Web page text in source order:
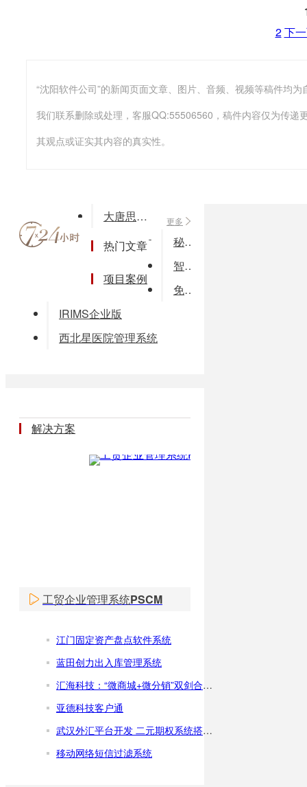
2下
我们联系删除或处理，客服QQ:55506560，稿件内容仅为传递
其观点或证实其内容的真实性。
更多
热门文章
项目案例
大唐思拓生产运行管理系统供应商 生产运行管理软件价格
秘奥化工产品解决方案
智德多企道ERP商业企业解决方案
免费试用韩语韩文超市收银软件/零售批发行业通用/进销存管理包邮
IRIMS企业版
西北星医院管理系统
解决方案
工贸企业管理系统PSCM
江门固定资产盘点软件系统
蓝田创力出入库管理系统
汇海科技：“微商城+微分销”双剑合璧破传统电商困
亚德科技客户通
武汉外汇平台开发 二元期权系统搭建公司
移动网络短信过滤系统